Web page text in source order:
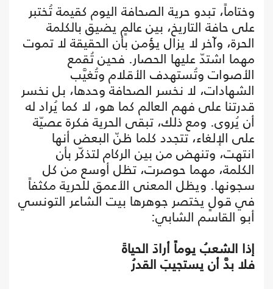
وختاماً، تبدو حرية الصحافة اليوم كقيمة تُختبر
على حافة التاريخ، بين عالمٍ يضيق بالكلمة
الحرة، وآخر لا يزال يؤمن بأن الحقيقة لا تموت
مهما اشتدّ عليها الحصار. فحين تُقمع
الأصوات وتُستهدف الأقلام وتُغيَّب
الشهادات، لا نخسر الصحافة وحدها، بل نخسر
قدرتنا على فهم العالم كما هو، لا كما يُراد له
أن يُروى. ومع ذلك، تبقى الحرية فكرة عصيّة
على الإلغاء، تتجدد كلما ظنّ البعض أنها
انتهت، وتنهض من بين الركام لتذكّر بأن
الكلمة، مهما حوصرت، تظل أوسع من كل
سجونها. ويظل المعنى الأعمق للحرية مكثفاً
في قولٍ يختصر جوهرها بيت الشاعر التونسي
أبو القاسم الشابي:
إذا الشعبُ يوماً أرادَ الحياةَ
فلا بدَّ أن يستجيبَ القدرُ